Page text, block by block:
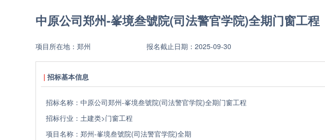
采购人动态
全装修项目
中原公司郑州-峯境叁號院(司法警官学院)全期门窗工程
项目所在地： 郑州 报名截止日期： 2025-09-30
招标基本信息
招标名称： 中原公司郑州-峯境叁號院(司法警官学院)全期门窗工程
招标行业： 土建类>门窗工程
项目名称： 郑州-峯境叁號院(司法警官学院)全期